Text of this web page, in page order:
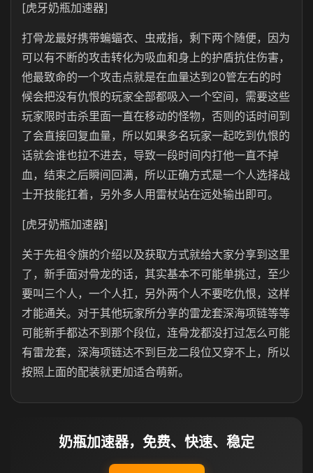
[虎牙奶瓶加速器]
打骨龙最好携带蝙蝠衣、虫戒指，剩下两个随便，因为
可以有不断的攻击转化为吸血和身上的护盾抗住伤害，
他最致命的一个攻击点就是在血量达到20管左右的时
候会把没有仇恨的玩家全部都吸入一个空间，需要这些
玩家限时击杀里面一直在移动的怪物，否则的话时间到
了会直接回复血量，所以如果多名玩家一起吃到仇恨的
话就会谁也拉不进去，导致一段时间内打他一直不掉
血，结束之后瞬间回满，所以正确方式是一个人选择战
士开技能扛着，另外多人用雷杖站在远处输出即可。
[虎牙奶瓶加速器]
关于先祖令旗的介绍以及获取方式就给大家分享到这里
了，新手面对骨龙的话，其实基本不可能单挑过，至少
要叫三个人，一个人扛，另外两个人不要吃仇恨，这样
才能通关。对于其他玩家所分享的雷龙套深海项链等等
可能新手都达不到那个段位，连骨龙都没打过怎么可能
有雷龙套，深海项链达不到巨龙二段位又穿不上，所以
按照上面的配装就更加适合萌新。
奶瓶加速器，免费、快速、稳定